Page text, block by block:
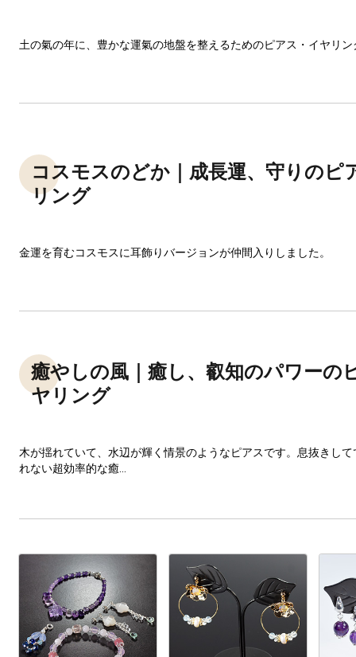
土の氣の年に、豊かな運氣の地盤を整えるためのピアス・イヤリン
コスモスのどか｜成長運、守りのピ
リング
金運を育むコスモスに耳飾りバージョンが仲間入りしました。
癒やしの風｜癒し、叡知のパワーの
ヤリング
木が揺れていて、水辺が輝く情景のようなピアスです。息抜きし
れない超効率的な癒...